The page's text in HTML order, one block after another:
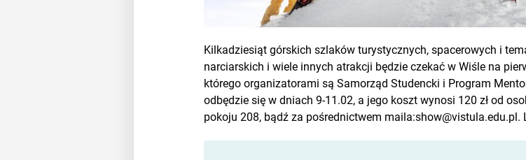
Kilkadziesiąt górskich szlaków turystycznych, spacerowych i
narciarskich i wiele innych atrakcji będzie czekać w Wiśle na
którego organizatorami są Samorząd Studencki i Program
odbędzie się w dniach 9-11.02, a jego koszt wynosi 120 zł od
pokoju 208, bądź za pośrednictwem